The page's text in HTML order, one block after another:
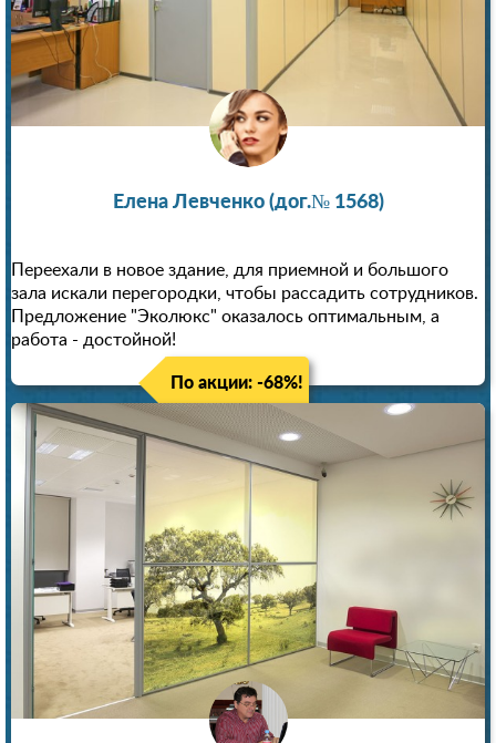
Елена Левченко (дог.№ 1568)
Переехали в новое здание, для приемной и большого
зала искали перегородки, чтобы рассадить сотрудников.
Предложение "Эколюкс" оказалось оптимальным, а
работа - достойной!
По акции: -68%!